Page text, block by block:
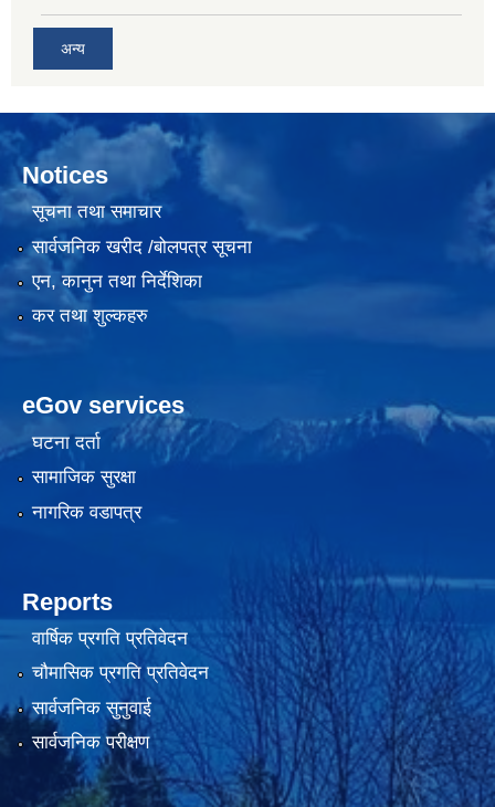
अन्य
Notices
सूचना तथा समाचार
सार्वजनिक खरीद /बोलपत्र सूचना
एन, कानुन तथा निर्देशिका
कर तथा शुल्कहरु
eGov services
घटना दर्ता
सामाजिक सुरक्षा
नागरिक वडापत्र
Reports
वार्षिक प्रगति प्रतिवेदन
चौमासिक प्रगति प्रतिवेदन
सार्वजनिक सुनुवाई
सार्वजनिक परीक्षण